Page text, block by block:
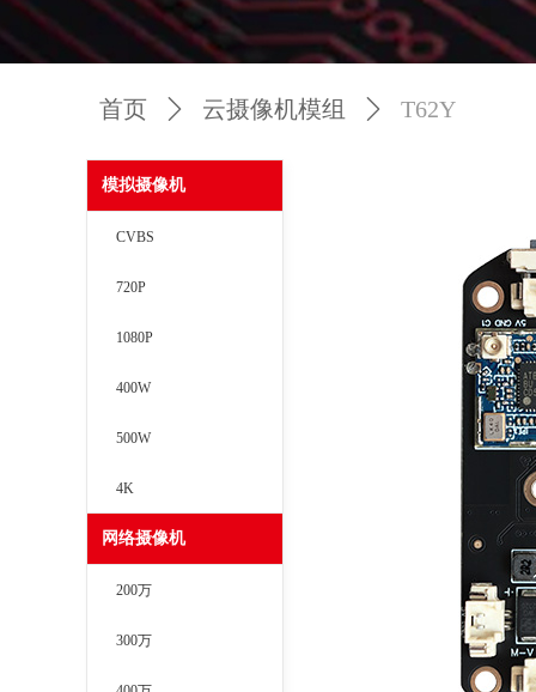
模拟摄像机
CVBS
720P
1080P
400W
500W
4K
网络摄像机
200万
300万
首页 ꄲ 云摄像机模组 ꄲ T62Y